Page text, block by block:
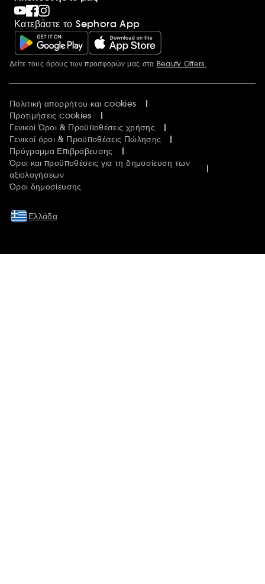
Κατεβάστε το Sephora App
Περισσότερες πληροφορίες
Δείτε τους όρους των προσφορών μας στα Beauty Offers.
Πολιτική απορρήτου και cookies
Προτιμήσεις cookies
Γενικοί Όροι & Προϋποθέσεις χρήσης
Γενικοί όροι & Προϋποθέσεις Πώλησης
Πρόγραμμα Επιβράβευσης
Όροι και προϋποθέσεις για τη δημοσίευση των
αξιολογήσεων
Όροι δημοσίευσης
Ελλάδα